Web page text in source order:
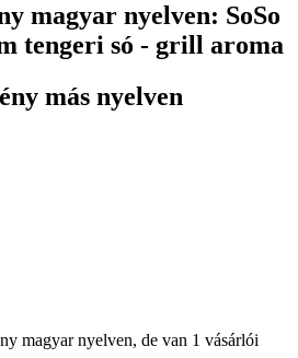
magyar nyelven: SoSo
tengeri só - grill aroma
más nyelven
magyar nyelven, de van 1 vásárlói